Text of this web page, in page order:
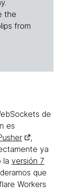
the
from
de
es
,
ya
la versión 7
que
Workers